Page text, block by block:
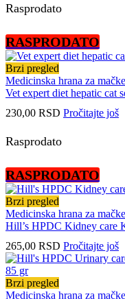
Rasprodato
RASPRODATO
Brzi pregled
Medicinska hrana za mačke
Vet expert diet hepatic cat
230,00 RSD Pročitajte još
Rasprodato
RASPRODATO
Brzi pregled
Medicinska hrana za mačke
Hill’s HPDC Kidney care
265,00 RSD Pročitajte još
Brzi pregled
Medicinska hrana za mačke